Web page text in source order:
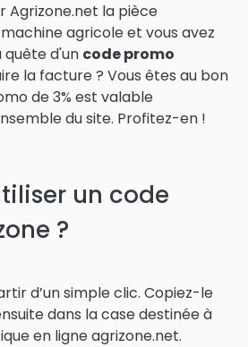
Agrizone.net la pièce
agricole et vous avez
d'un code promo
la facture ? Vous êtes au bon
de 3% est valable
du site. Profitez-en !
un code
?
d’un simple clic. Copiez-le
dans la case destinée à
en ligne agrizone.net.